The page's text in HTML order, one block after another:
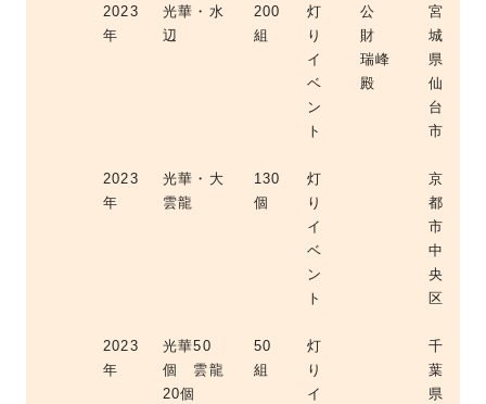
2023
年
光華・水
辺
200
組
灯
り
イ
ベ
ン
ト
公
財
瑞峰
殿
宮
城
県
仙
台
市
2023
年
光華・大
雲龍
130
個
灯
り
イ
ベ
ン
ト
京
都
市
中
央
区
2023
年
光華50
個 雲龍
20個
50
組
灯
り
イ
千
葉
県